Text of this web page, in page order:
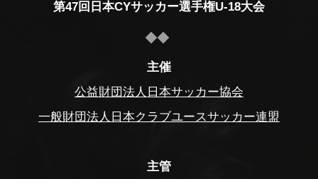
第47回日本CYサッカー選手権U-18大会
主催
公益財団法人日本サッカー協会
一般財団法人日本クラブユースサッカー連盟
主管